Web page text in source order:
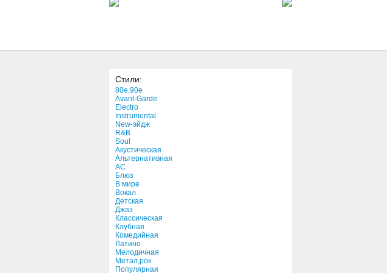
2:36
Стили:
80e,90e
Avant-Garde
Electro
Instrumental
New-эйдж
R&B
Soul
Акустическая
Альтернативная
АС
Блюз
В мире
Вокал
Детская
Джаз
Классическая
Клубная
Комедийная
Латино
Мелодичная
Метал,рок
Популярная